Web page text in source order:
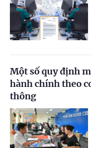
Một số quy định
hành chính theo
thông